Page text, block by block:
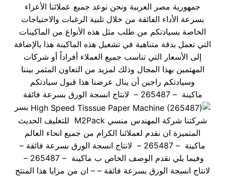
جمهورية مصر العربية ونحن نوعد جميع عملائنا الأعزاء
بسرعة الأداء الفائقة من خلال تلبية الرغبات والاحتياجات
الخاصة بسيادتكم من طلب مثل هذه الأنواع من الماكينات
التي تعمل بدقة متناهية في تشغيل هذه الماكينة هذا بالإضافة
إلى الأسعار التي تناسب جميع العملاء أفراداً أو شركات
المهتمين بهذا المجال وذلك لمزيد من التعاون المثمر بيننا
وسيادتكم راجين أن ينال عرضنا هذا قبول سيادتكم
ماكينة – 265487 – لانتاج انسجة الورق بسرعة فائقة
يسر
شركتنا شركة المهندس منسي M2Pack للتغليف الحديث
المتميزة ان نقدم لعملائنا الكرام من جميع انحاء العالم
ماكينة – 265487 – لانتاج انسجة الورق بسرعة فائقة –
وفيما يلي نقدم الوصف الخاص ب ماكينة – 265487 –
لانتاج انسجة الورق بسرعة فائقة – – ان من مزايا هذا المنتج